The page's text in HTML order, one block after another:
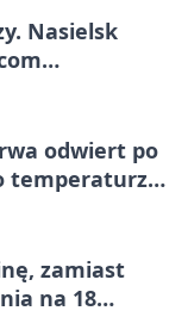
Nasielsk
odwiert po
temperaturze
zamiast
na 18